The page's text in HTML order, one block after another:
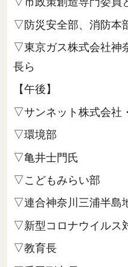
▽防災安全部、消防本
▽東京ガス株式会社神
長ら
【午後】
▽サンネット株式会社
▽環境部
▽亀井士門氏
▽こどもみらい部
▽連合神奈川三浦半島
▽新型コロナウイルス
▽教育長